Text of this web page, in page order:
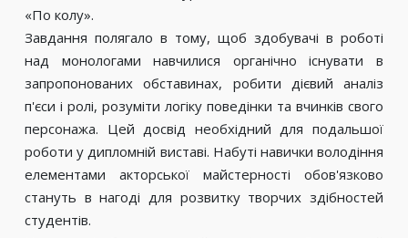
«По колу».
Завдання полягало в тому, щоб здобувачі в роботі
над монологами навчилися органічно існувати в
запропонованих обставинах, робити дієвий аналіз
п'єси і ролі, розуміти логіку поведінки та вчинків свого
персонажа. Цей досвід необхідний для подальшої
роботи у дипломній виставі. Набуті навички володіння
елементами акторської майстерності обов'язково
стануть в нагоді для розвитку творчих здібностей
студентів.